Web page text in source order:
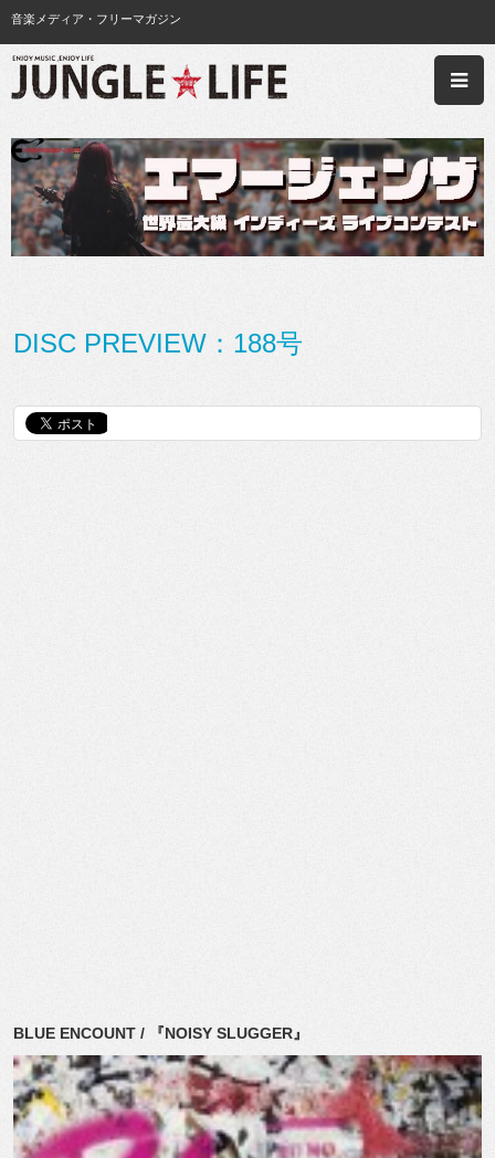
音楽メディア・フリーマガジン
DISC PREVIEW：188号
BLUE ENCOUNT / 『NOISY SLUGGER』